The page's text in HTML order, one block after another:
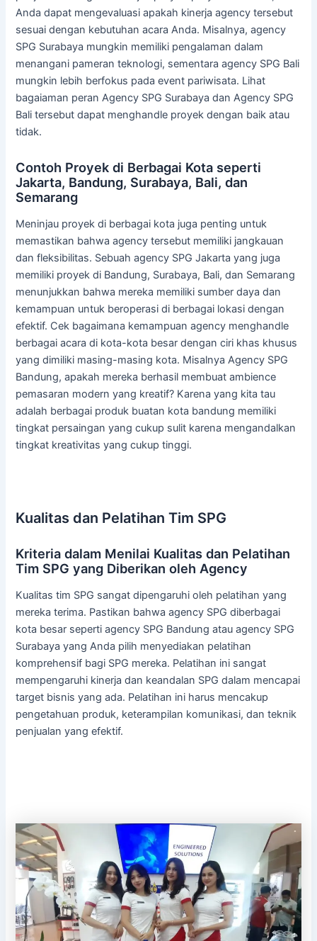
Anda dapat mengevaluasi apakah kinerja agency tersebut
sesuai dengan kebutuhan acara Anda. Misalnya, agency
SPG Surabaya mungkin memiliki pengalaman dalam
menangani pameran teknologi, sementara agency SPG Bali
mungkin lebih berfokus pada event pariwisata. Lihat
bagaiaman peran Agency SPG Surabaya dan Agency SPG
Bali tersebut dapat menghandle proyek dengan baik atau
tidak.
Contoh Proyek di Berbagai Kota seperti
Jakarta, Bandung, Surabaya, Bali, dan
Semarang
Meninjau proyek di berbagai kota juga penting untuk
memastikan bahwa agency tersebut memiliki jangkauan
dan fleksibilitas. Sebuah agency SPG Jakarta yang juga
memiliki proyek di Bandung, Surabaya, Bali, dan Semarang
menunjukkan bahwa mereka memiliki sumber daya dan
kemampuan untuk beroperasi di berbagai lokasi dengan
efektif. Cek bagaimana kemampuan agency menghandle
berbagai acara di kota-kota besar dengan ciri khas khusus
yang dimiliki masing-masing kota. Misalnya Agency SPG
Bandung, apakah mereka berhasil membuat ambience
pemasaran modern yang kreatif? Karena yang kita tau
adalah berbagai produk buatan kota bandung memiliki
tingkat persaingan yang cukup sulit karena mengandalkan
tingkat kreativitas yang cukup tinggi.
Kualitas dan Pelatihan Tim SPG
Kriteria dalam Menilai Kualitas dan Pelatihan
Tim SPG yang Diberikan oleh Agency
Kualitas tim SPG sangat dipengaruhi oleh pelatihan yang
mereka terima. Pastikan bahwa agency SPG diberbagai
kota besar seperti agency SPG Bandung atau agency SPG
Surabaya yang Anda pilih menyediakan pelatihan
komprehensif bagi SPG mereka. Pelatihan ini sangat
mempengaruhi kinerja dan keandalan SPG dalam mencapai
target bisnis yang ada. Pelatihan ini harus mencakup
pengetahuan produk, keterampilan komunikasi, dan teknik
penjualan yang efektif.